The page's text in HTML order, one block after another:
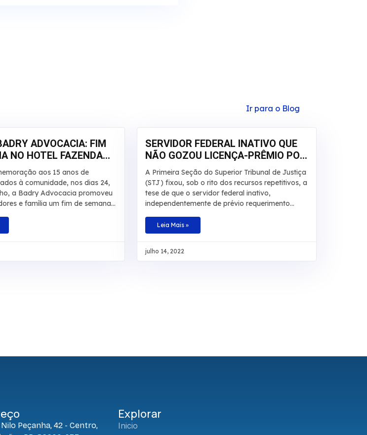
Ir para o Blog
ADVOCACIA: FIM
NO HOTEL FAZENDA
aos 15 anos de
à comunidade, nos dias 24,
a Badry Advocacia promoveu
e família um fim de semana
Bandeirantes, em Santa Fé,
haviam atividades para
arborismo, escalada,
SERVIDOR FEDERAL INATIVO QUE
NÃO GOZOU LICENÇA-PRÊMIO POR
QUALQUER MOTIVO DEVE RECEBER
EM DINHEIRO
A Primeira Seção do Superior Tribunal de Justiça
(STJ) fixou, sob o rito dos recursos repetitivos, a
tese de que o servidor federal inativo,
independentemente de prévio requerimento
dinheiro da licença-prêmio não usufruída
durante a atividade funcional nem contada em
enriquecimento ilícito do ente público. Baseado
Leia Mais »
julho 14, 2022
Nilo Peçanha, 42 - Centro,
Explorar
Inicio